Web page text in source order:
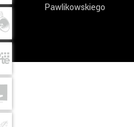
Pawlikowskiego